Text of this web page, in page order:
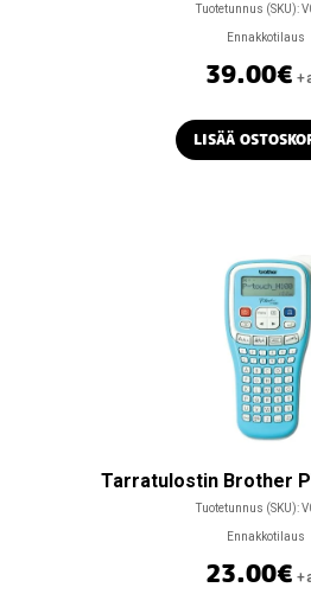
Tuotetunnus (SKU):
Ennakkotilaus
39.00€
LISÄÄ
Tarratulostin Brother
Tuotetunnus (SKU):
Ennakkotilaus
23.00€